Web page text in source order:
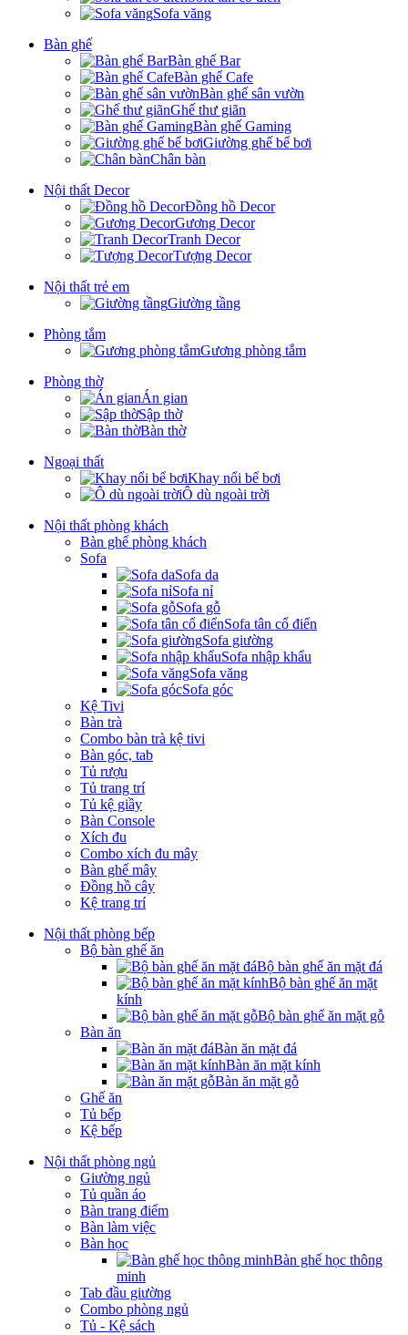
Sofa văng
Bàn ghế
Bàn ghế Bar
Bàn ghế Cafe
Bàn ghế sân vườn
Ghế thư giãn
Bàn ghế Gaming
Giường ghế bể bơi
Chân bàn
Nội thất Decor
Đồng hồ Decor
Gương Decor
Tranh Decor
Tượng Decor
Nội thất trẻ em
Giường tầng
Phòng tắm
Gương phòng tắm
Phòng thờ
Án gian
Sập thờ
Bàn thờ
Ngoại thất
Khay nổi bể bơi
Ô dù ngoài trời
Nội thất phòng khách
Bàn ghế phòng khách
Sofa
Sofa da
Sofa nỉ
Sofa gỗ
Sofa tân cổ điển
Sofa giường
Sofa nhập khẩu
Sofa văng
Sofa góc
Kệ Tivi
Bàn trà
Combo bàn trà kệ tivi
Bàn góc, tab
Tủ rượu
Tủ trang trí
Tủ kệ giầy
Bàn Console
Xích đu
Combo xích đu mây
Bàn ghế mây
Đồng hồ cây
Kệ trang trí
Nội thất phòng bếp
Bộ bàn ghế ăn
Bộ bàn ghế ăn mặt đá
Bộ bàn ghế ăn mặt
kính
Bộ bàn ghế ăn mặt gỗ
Bàn ăn
Bàn ăn mặt đá
Bàn ăn mặt kính
Bàn ăn mặt gỗ
Ghế ăn
Tủ bếp
Kệ bếp
Nội thất phòng ngủ
Giường ngủ
Tủ quần áo
Bàn trang điểm
Bàn làm việc
Bàn học
Bàn ghế học thông
minh
Tab đầu giường
Combo phòng ngủ
Tủ - Kệ sách